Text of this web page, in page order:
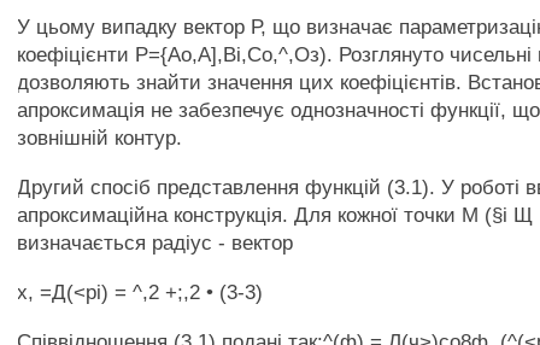
У цьому випадку вектор Р, що визначає
коефіцієнти Р={Ао,А],Ві,Со,^,Оз). Розглянуто
дозволяють знайти значення цих коефіцієнтів.
апроксимація не забезпечує однозначності функції,
зовнішній контур.
Другий спосіб представлення функцій (3.1). У роботі
апроксимаційна конструкція. Для кожної точки М (§і Щ
визначається радіус - вектор
х, =Д(<рі) = ^,2 +;,2 • (3-3)